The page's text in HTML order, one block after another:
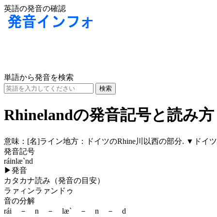
英語の発音の確認
単語から発音を検索
Rhinelandの発音記号と読み方
意味： [名]ライン地方：ドイツのRhine川以西の部分. ▼ドイツ
発音記号
ráinlæ`nd
▶発音
カタカナ読み（発音の目安）
ラァィンラァンドゥ
音の分解
rái － n － læ` － n － d